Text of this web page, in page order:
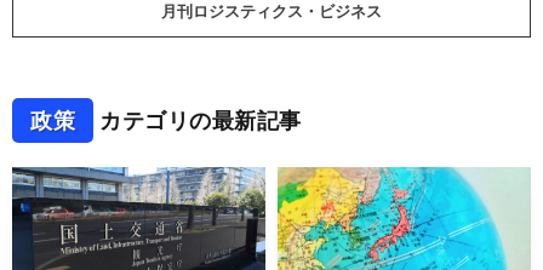
月刊ロジスティクス・ビジネス
政策 カテゴリの最新記事